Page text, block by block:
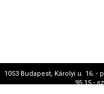
1053 Budapest, Károlyi u. 16. -
95 15 -